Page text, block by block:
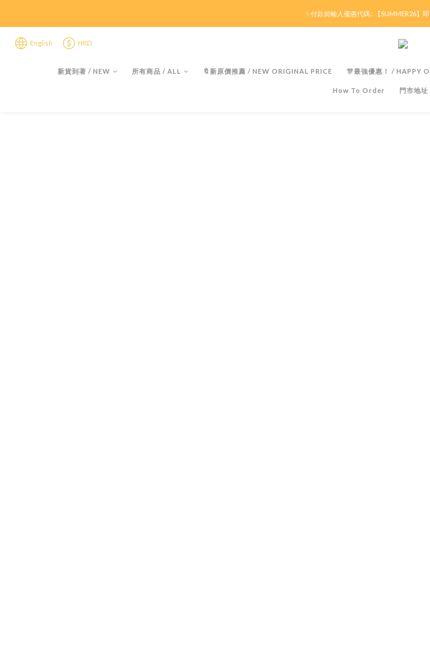
限時折後滿HK$299京東免運 / 折後滿HK$599港澳順豐免運🚚
✨付款前輸入優惠代碼 : 【SUMMER26】
限時折後滿HK$299京東免運 / 折後滿HK$599港澳順豐免運🚚
English HKD
新貨到著 / NEW 所有商品 / ALL 🔖新原價推薦 / NEW ORIGINAL PRICE 🎊最強優惠！ / HAPPY
How To Order 門市地